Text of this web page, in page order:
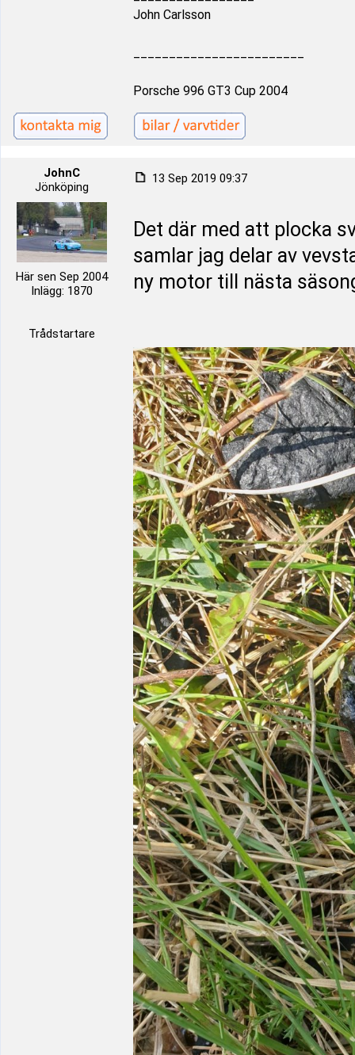
John Carlsson
Porsche 996 GT3 Cup 2004
JohnC
Jönköping
Här sen Sep 2004
Inlägg: 1870
Trådstartare
13 Sep 2019 09:37
Det där med att plocka
samlar jag delar av
ny motor till nästa